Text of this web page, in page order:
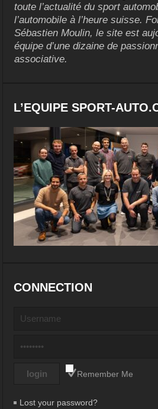
toute l’actualité du sport
l’automobile à l’heure suisse.
Sébastien Moulin, le site est
équipe d’une dizaine de
associative.
L’EQUIPE SPORT-
CONNECTION
Remember Me
Lost your password?